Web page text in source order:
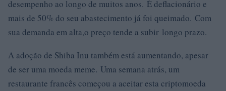
desempenho ao longo de muitos anos. É deflacionário e
mais de 50% do seu abastecimento já foi queimado. Com
sua demanda em alta,o preço tende a subir longo prazo.
A adoção de Shiba Inu também está aumentando, apesar
de ser uma moeda meme. Uma semana atrás, um
restaurante francês começou a aceitar esta criptomoeda